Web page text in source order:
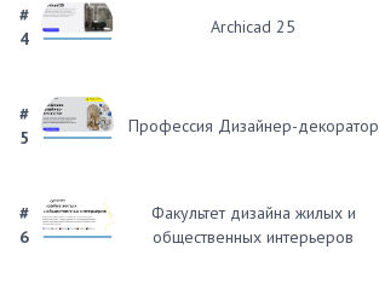
#
4
Archicad 25
#
5
Профессия Дизайнер-декоратор
#
6
Факультет дизайна жилых и
общественных интерьеров